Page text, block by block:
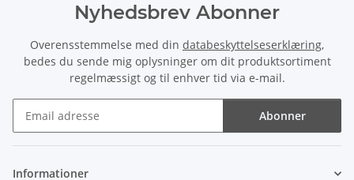
Nyhedsbrev Abonner
Overensstemmelse med din databeskyttelseserklæring,
bedes du sende mig oplysninger om dit produktsortiment
regelmæssigt og til enhver tid via e-mail.
Abonner
Informationer